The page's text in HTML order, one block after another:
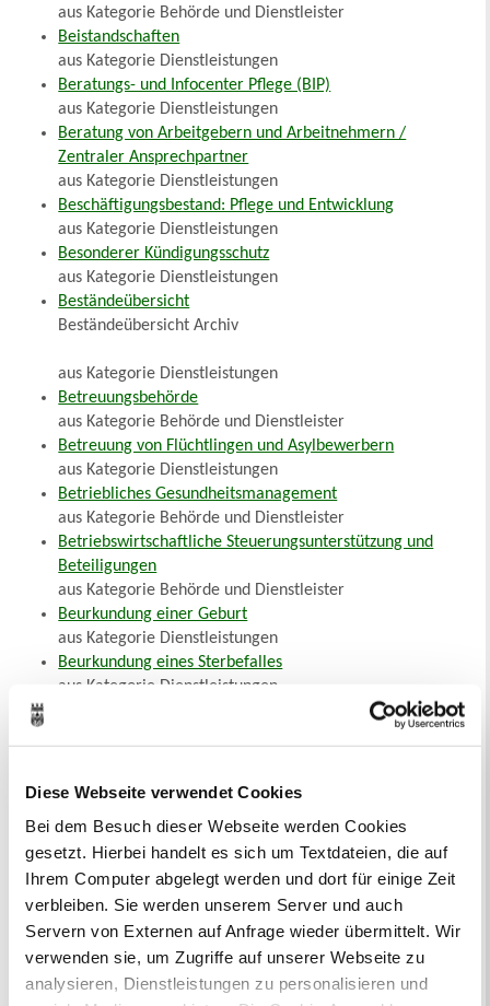
Diese Webseite verwendet Cookies
Bei dem Besuch dieser Webseite werden Cookies
gesetzt. Hierbei handelt es sich um Textdateien, die auf
Ihrem Computer abgelegt werden und dort für einige Zeit
verbleiben. Sie werden unserem Server und auch
Servern von Externen auf Anfrage wieder übermittelt. Wir
verwenden sie, um Zugriffe auf unserer Webseite zu
analysieren, Dienstleistungen zu personalisieren und
aus Kategorie Behörde und Dienstleister
Beistandschaften
aus Kategorie Dienstleistungen
Beratungs- und Infocenter Pflege (BIP)
aus Kategorie Dienstleistungen
Beratung von Arbeitgebern und Arbeitnehmern /
Zentraler Ansprechpartner
aus Kategorie Dienstleistungen
Beschäftigungsbestand: Pflege und Entwicklung
aus Kategorie Dienstleistungen
Besonderer Kündigungsschutz
aus Kategorie Dienstleistungen
Beständeübersicht
Beständeübersicht Archiv
aus Kategorie Dienstleistungen
Betreuungsbehörde
aus Kategorie Behörde und Dienstleister
Betreuung von Flüchtlingen und Asylbewerbern
aus Kategorie Dienstleistungen
Betriebliches Gesundheitsmanagement
aus Kategorie Behörde und Dienstleister
Betriebswirtschaftliche Steuerungsunterstützung und
Beteiligungen
aus Kategorie Behörde und Dienstleister
Beurkundung einer Geburt
aus Kategorie Dienstleistungen
Beurkundung eines Sterbefalles
aus Kategorie Dienstleistungen
aus Kategorie Dienstleistungen
aus Kategorie Dienstleistungen
Bewohnerparkausweis
aus Kategorie Dienstleistungen
Bildungs- und Teilhabepaket - Lernförderung
aus Kategorie Dienstleistungen
Bildungs- und Teilhabepaket - Mittagsverpflegung
aus Kategorie Dienstleistungen